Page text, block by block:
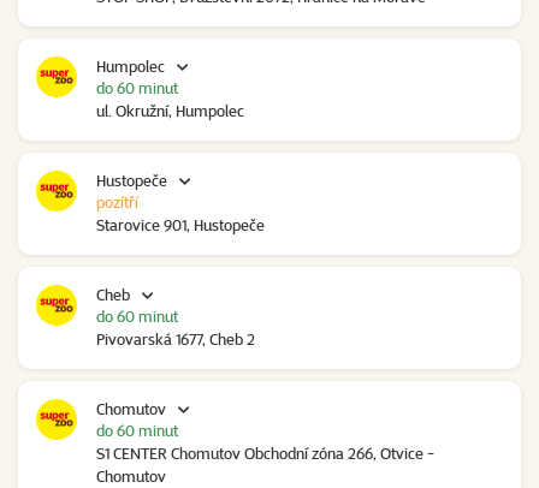
Humpolec
ul. Okružní, Humpolec
do 60 minut
Hustopeče
Starovice 901, Hustopeče
pozítří
Cheb
Pivovarská 1677, Cheb 2
do 60 minut
Chomutov
S1 CENTER Chomutov Obchodní zóna 266, Otvice -
Chomutov
do 60 minut